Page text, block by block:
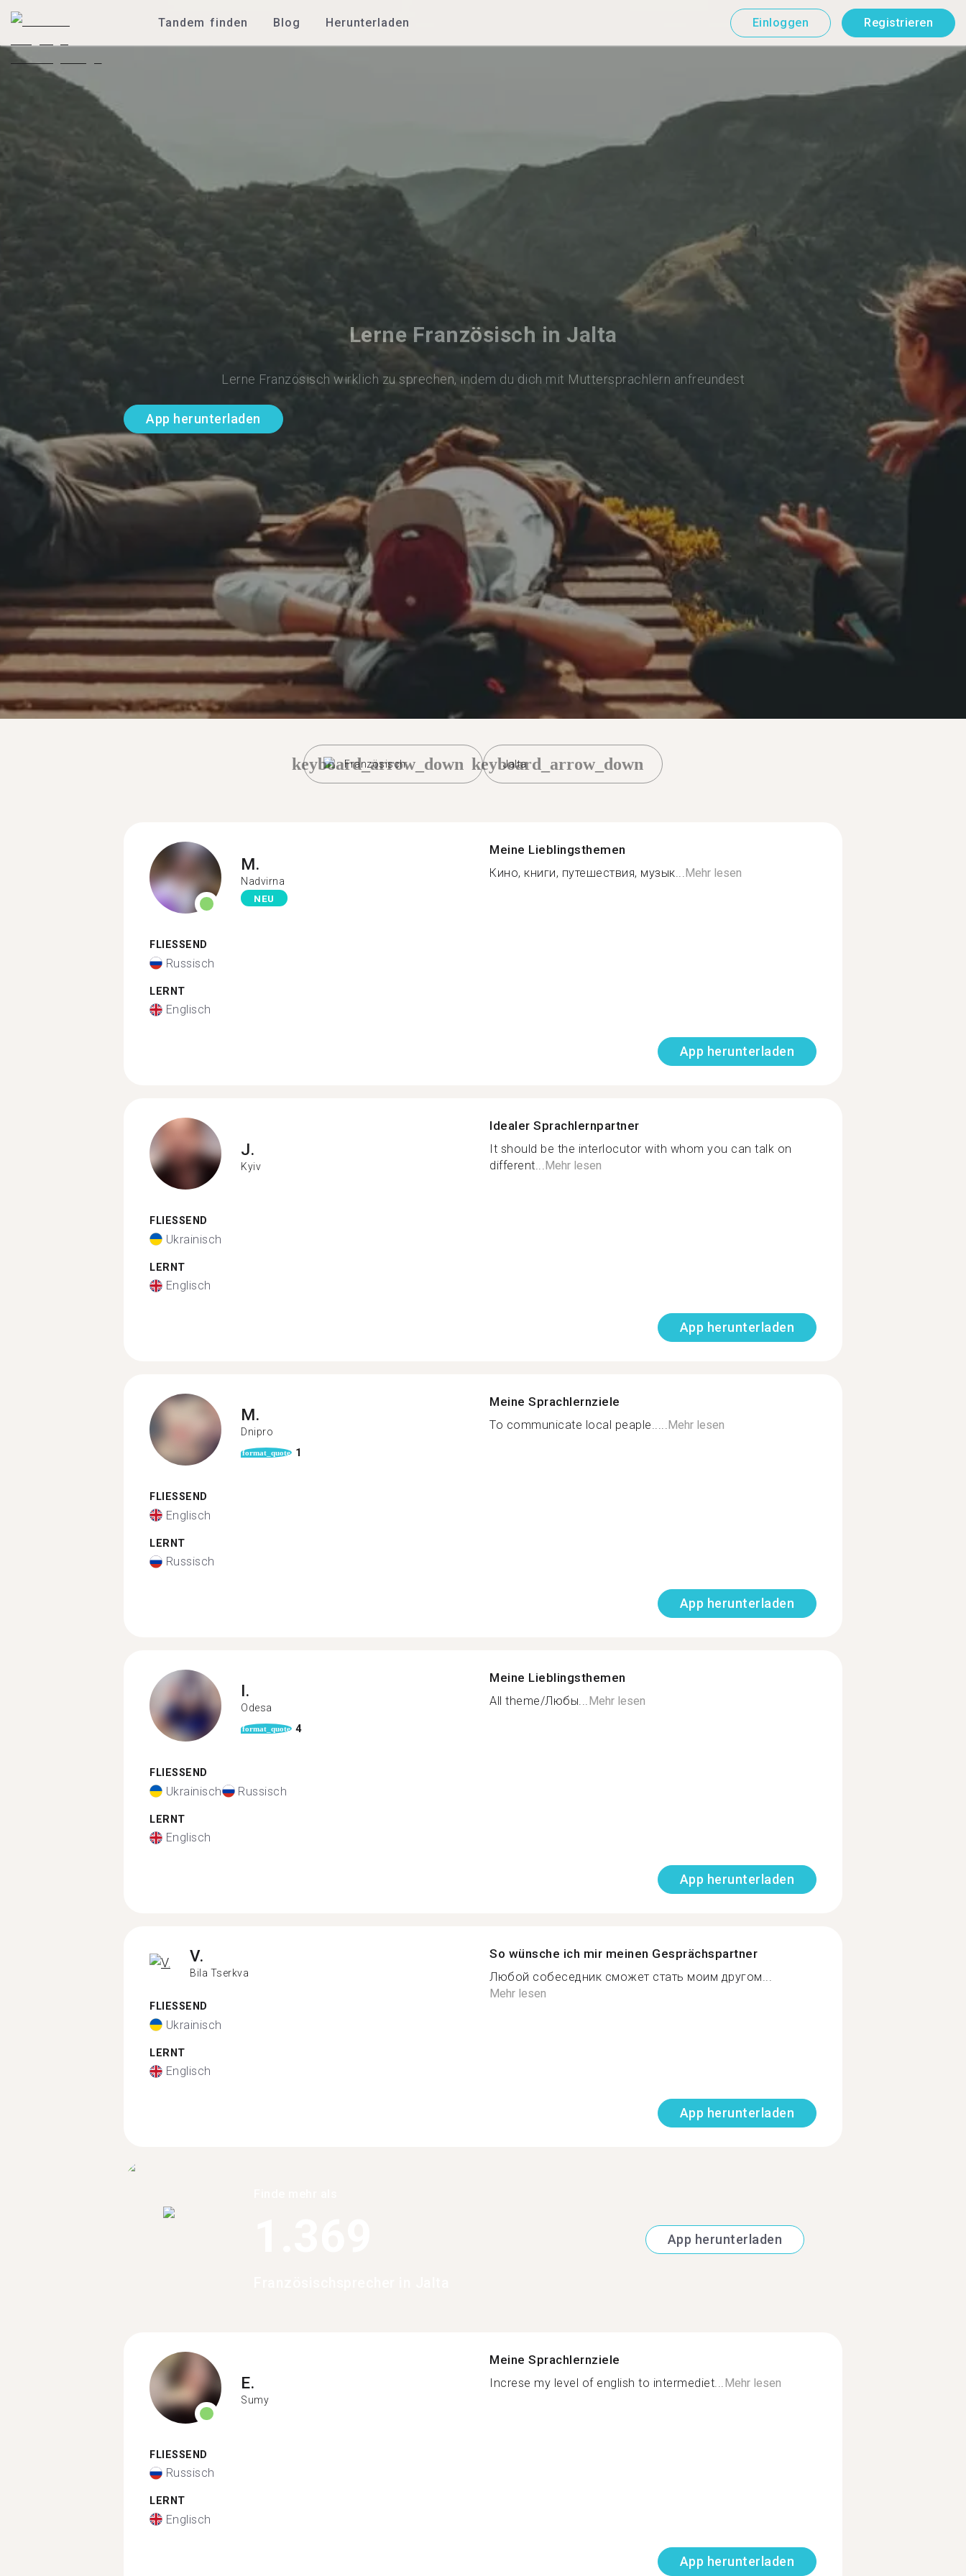
Tandem finden Blog Herunterladen Einloggen Registrieren
Lerne Französisch in Jalta
Lerne Französisch wirklich zu sprechen, indem du dich mit Muttersprachlern anfreundest
App herunterladen
Französisch
keyboard_arrow_down Jalta
keyboard_arrow_down
M.
Nadvirna
NEU
FLIESSEND
Russisch
LERNT
Englisch
Meine Lieblingsthemen
Кино, книги, путешествия, музык...Mehr lesen
App herunterladen
J.
Kyiv
FLIESSEND
Ukrainisch
LERNT
Englisch
Idealer Sprachlernpartner
It should be the interlocutor with whom you can talk on
different...Mehr lesen
App herunterladen
M.
Dnipro
format_quote 1
FLIESSEND
Englisch
LERNT
Russisch
Meine Sprachlernziele
To communicate local peaple.....Mehr lesen
App herunterladen
I.
Odesa
format_quote 4
FLIESSEND
Ukrainisch Russisch
LERNT
Englisch
Meine Lieblingsthemen
All theme/Любы...Mehr lesen
App herunterladen
V.
Bila Tserkva
FLIESSEND
Ukrainisch
LERNT
Englisch
So wünsche ich mir meinen Gesprächspartner
Любой собеседник сможет стать моим другом...
Mehr lesen
App herunterladen
App herunterladen
E.
Sumy
FLIESSEND
Russisch
LERNT
Englisch
Meine Sprachlernziele
Increse my level of english to intermediet... Mehr lesen
App herunterladen